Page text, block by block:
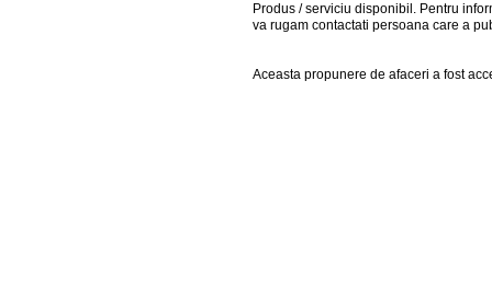
Produs / serviciu disponibil . Pentru
va rugam contactati persoana care a
Aceasta propunere de afaceri a fost